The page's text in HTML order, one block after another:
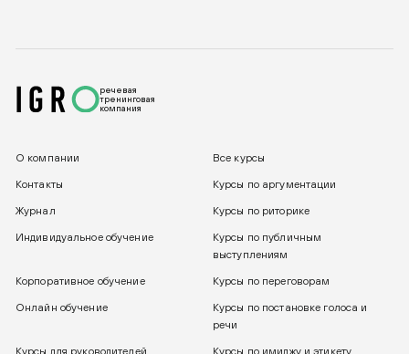
речевая
тренинговая
компания
О компании Все курсы
Контакты Курсы по аргументации
Журнал Курсы по риторике
Индивидуальное обучение
Курсы по публичным
выступлениям
Корпоративное обучение Курсы по переговорам
Онлайн обучение
Курсы по постановке голоса и
речи
Курсы для руководителей Курсы по имиджу и этикету